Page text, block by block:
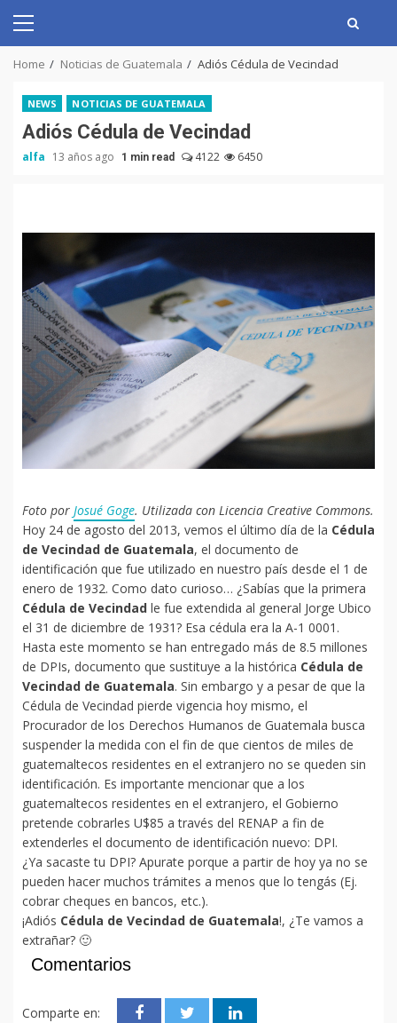
Primary
Home Noticias de Guatemala Adiós Cédula de Vecindad
NEWS NOTICIAS DE GUATEMALA
Adiós Cédula de Vecindad
alfa 13 años ago 1 min read 4122 6450
Foto por Josué Goge. Utilizada con Licencia Creative Commons.
Hoy 24 de agosto del 2013, vemos el último día de la Cédula
de Vecindad de Guatemala, el documento de
identificación que fue utilizado en nuestro país desde el 1 de
enero de 1932. Como dato curioso… ¿Sabías que la primera
Cédula de Vecindad le fue extendida al general Jorge Ubico
el 31 de diciembre de 1931? Esa cédula era la A-1 0001.
Hasta este momento se han entregado más de 8.5 millones
de DPIs, documento que sustituye a la histórica Cédula de
Vecindad de Guatemala. Sin embargo y a pesar de que la
Cédula de Vecindad pierde vigencia hoy mismo, el
Procurador de los Derechos Humanos de Guatemala busca
suspender la medida con el fin de que cientos de miles de
guatemaltecos residentes en el extranjero no se queden sin
identificación. Es importante mencionar que a los
guatemaltecos residentes en el extranjero, el Gobierno
pretende cobrarles U$85 a través del RENAP a fin de
extenderles el documento de identificación nuevo: DPI.
¿Ya sacaste tu DPI? Apurate porque a partir de hoy ya no se
pueden hacer muchos trámites a menos que lo tengás (Ej.
cobrar cheques en bancos, etc.).
¡Adiós Cédula de Vecindad de Guatemala!, ¿Te vamos a
extrañar? 🙂
Comentarios
Comparte en: